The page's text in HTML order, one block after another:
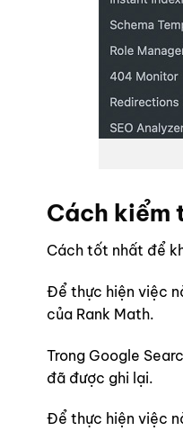
Cách kiểm
Cách tốt nhất để
Để thực hiện việc
của Rank Math.
Trong Google
đã được ghi lại.
Để thực hiện việc